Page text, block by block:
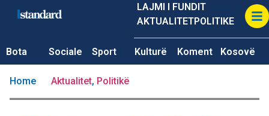
LAJMI I FUNDIT
AKTUALITETPOLITIKE
Bota Sociale Sport Kulturë Koment Kosovë
Home Aktualitet, Politikë